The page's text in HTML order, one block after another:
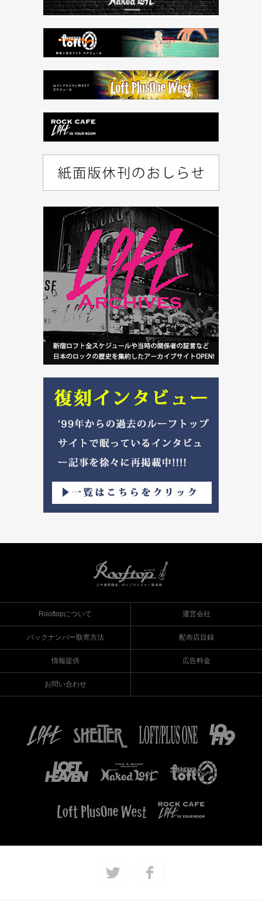
Rooftopについて 運営会社
バックナンバー取寄方法 配布店目録
情報提供 広告料金
お問い合わせ